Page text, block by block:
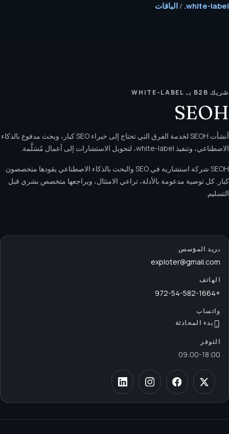
white-label.
/ الباقات
شريك B2B بـ WHITE-LABEL
SEOH
أنشأت SEOH لخدمة الفرق التي تحتاج إلى خبراء SEO كبار، وبحث مدفوع بالذكاء
الاصطناعي، وتنفيذ white-label، لتحويل الاستشارات إلى أعمال مُسَلَّمة.
SEOH شركة استشارية في SEO والبحث بالذكاء الاصطناعي يقودها متخصصون
كبار. كل توصية مدعومة بالأدلة، تراعي الامتثال، ويراجعها متخصص بشري قبل
التسليم.
بريد المؤسس
exploter@gmail.com
الهاتف
+972-54-582-1664
واتساب
بدء المحادثة
التوفر
09:00-18:00